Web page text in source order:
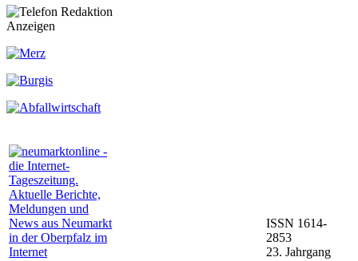
Anzeigen
ISSN 1614-
2853
23. Jahrgang